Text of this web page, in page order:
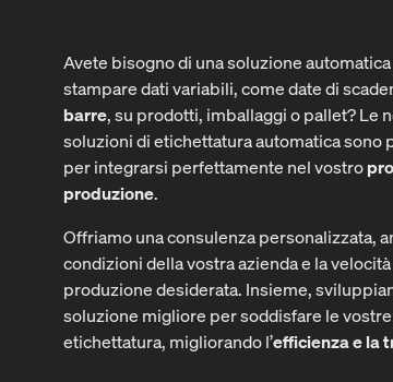
Avete bisogno di una soluzione
stampare dati variabili, come date di
barre, su prodotti, imballaggi o pallet? Le
soluzioni di etichettatura automatica sono
per integrarsi perfettamente nel vostro
produzione.
Offriamo una consulenza personalizzata,
condizioni della vostra azienda e la
produzione desiderata. Insieme,
soluzione migliore per soddisfare le
etichettatura, migliorando l’efficienza e la